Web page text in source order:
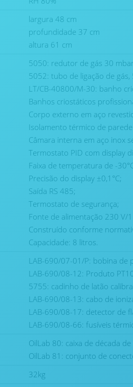
largura 48 cm
profundidade 37 cm
altura 61 cm
5050: redutor de gás 30
5052: tubo de ligação de gás,
LT/CB-40800/M-30: banho
Banhos criostáticos
Corpo externo em aço
Isolamento térmico de
Câmara interna em aço inox
Termostato PID com display
Faixa de temperatura de -
Precisão do display ±0,1°C;
Saída RS 485;
Termostato de segurança;
Fonte de alimentação 230 V/
Construído conforme
Capacidade: 8 litros.
LAB-690/07-01/P: bobina de
LAB-690/08-12: Produto
5755: cadinho de latão
LAB-690/08-13: cabo de
LAB-690/08-17: detector de
LAB-690/08-66: fusíveis
OilLab 80: caixa de década
OilLab 81: conjunto de
32kg